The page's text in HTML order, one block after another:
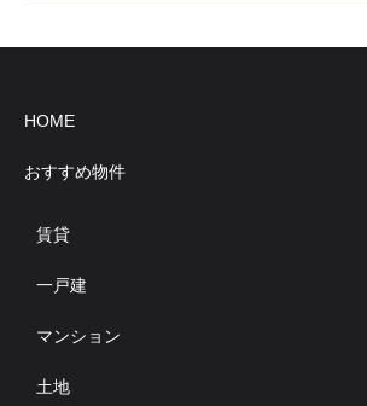
HOME
おすすめ物件
賃貸
一戸建
マンション
土地